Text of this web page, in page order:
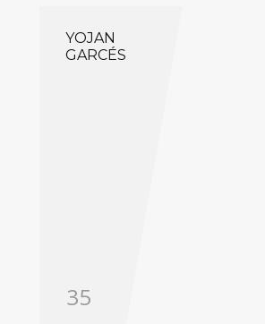
YOJAN
GARCÉS
35